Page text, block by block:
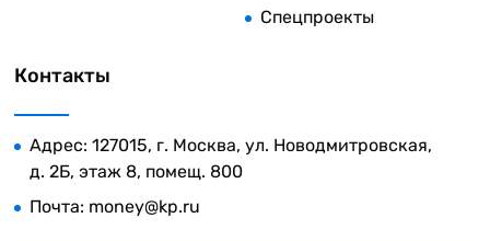
Спецпроекты
Контакты
Адрес: 127015, г. Москва, ул. Новодмитровская,
д. 2Б, этаж 8, помещ. 800
Почта: money@kp.ru